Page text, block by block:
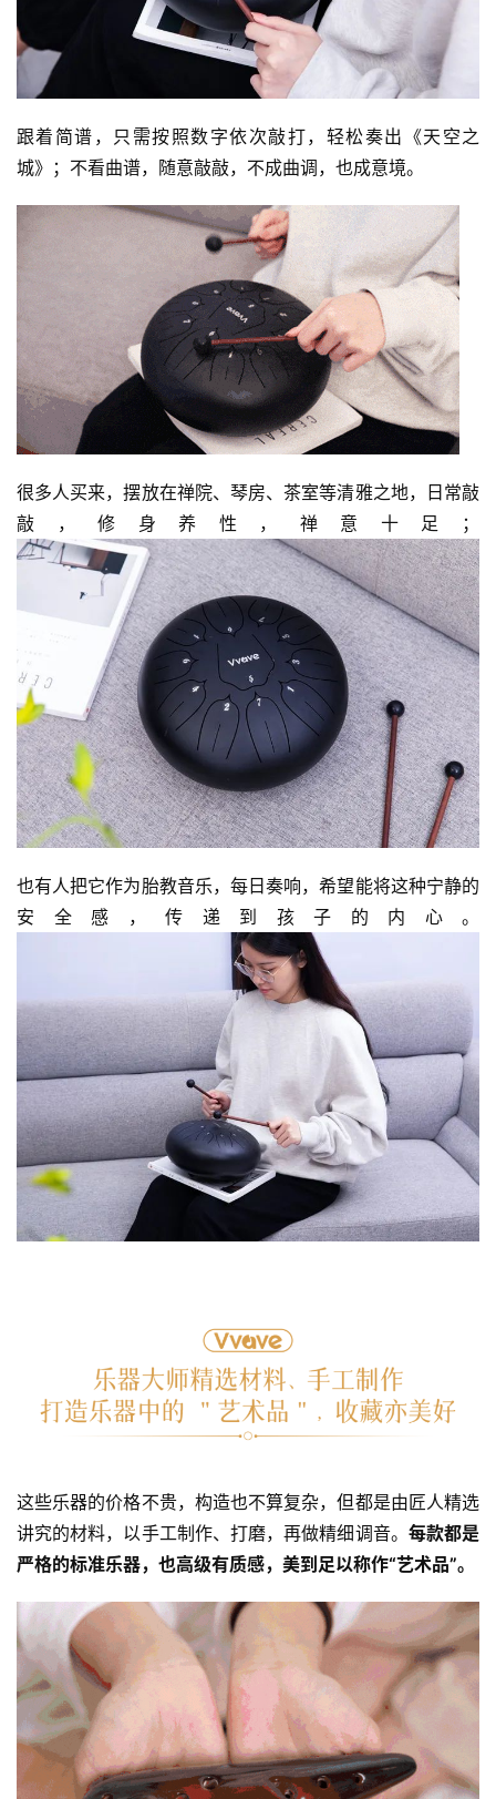
跟着简谱，只需按照数字依次敲打，轻松奏出《天空之
城》；不看曲谱，随意敲敲，不成曲调，也成意境。
很多人买来，摆放在禅院、琴房、茶室等清雅之地，日常敲
敲，修身养性，禅意十足；
也有人把它作为胎教音乐，每日奏响，希望能将这种宁静的
安全感，传递到孩子的内心。
这些乐器的价格不贵，构造也不算复杂，但都是由匠人精选
讲究的材料，以手工制作、打磨，再做精细调音。 每款都是
严格的标准乐器，也高级有质感，美到足以称作“艺术品”。